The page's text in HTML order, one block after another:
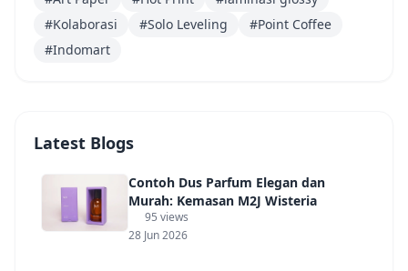
#Kolaborasi
#Solo Leveling
#Point Coffee
#Indomart
Latest Blogs
Contoh Dus Parfum Elegan dan
Murah: Kemasan M2J Wisteria
95 views
28 Jun 2026